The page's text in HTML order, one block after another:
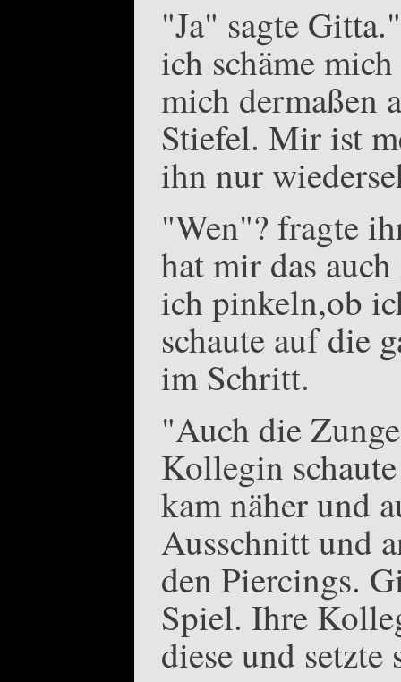
"Ja" sagte
ich schäme
mich dermaßen
Stiefel. Mir ist
ihn nur
"Wen"? fragte
hat mir das
ich pinkeln,ob
schaute auf die
im Schritt.
"Auch die
Kollegin
kam näher und
Ausschnitt und
den Piercings.
Spiel. Ihre
diese und